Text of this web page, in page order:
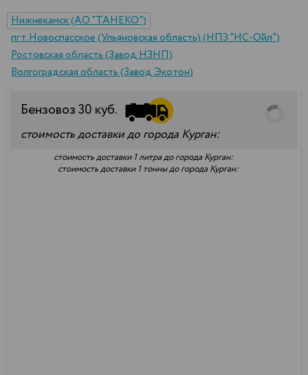
Нижнекамск (АО "ТАНЕКО")
пгт. Новоспасское (Ульяновская область) (НПЗ "НС-Ойл")
Ростовская область (Завод НЗНП)
Волгоградская область (Завод Экотон)
Бензовоз30 куб.
стоимость доставки до города Курган:
стоимость доставки 1 литра до города Курган:
стоимость доставки 1 тонны до города Курган: